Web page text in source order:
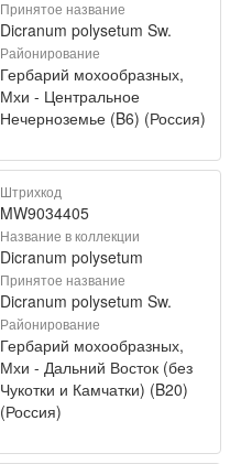
Принятое название
Dicranum polysetum Sw.
Районирование
Гербарий мохообразных,
Мхи - Центральное
Нечерноземье (B6) (Россия)
Штрихкод
MW9034405
Название в коллекции
Dicranum polysetum
Принятое название
Dicranum polysetum Sw.
Районирование
Гербарий мохообразных,
Мхи - Дальний Восток (без
Чукотки и Камчатки) (B20)
(Россия)